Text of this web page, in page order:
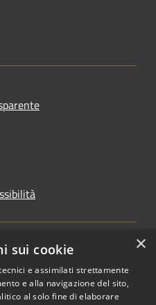
Copyright © 2026 • Comune di
Santarcangelo di Romagna •
×
sui cookie
e assimilati strettamente
e alla navigazione del sito,
al solo fine di elaborare